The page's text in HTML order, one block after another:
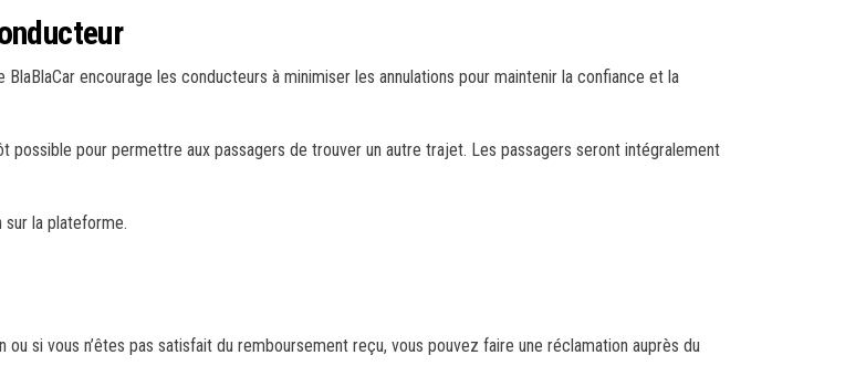
encourage les conducteurs à minimiser les annulations pour maintenir la confiance et la
possible pour permettre aux passagers de trouver un autre trajet. Les passagers seront intégralement
la plateforme.
si vous n’êtes pas satisfait du remboursement reçu, vous pouvez faire une réclamation auprès du